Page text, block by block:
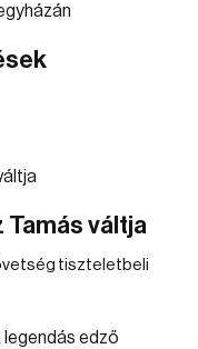
váltja
tiszteletbeli